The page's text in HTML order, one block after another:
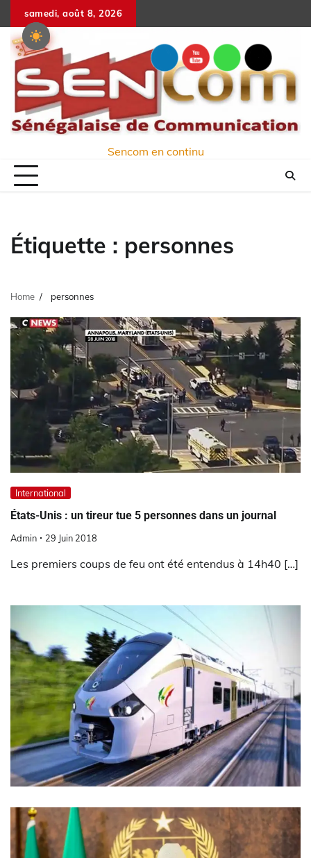
to
content
samedi, août 8, 2026
Sencom en continu
Étiquette : personnes
Home personnes
International
États-Unis : un tireur tue 5 personnes dans un journal
Admin 29 Juin 2018
Les premiers coups de feu ont été entendus à 14h40 […]